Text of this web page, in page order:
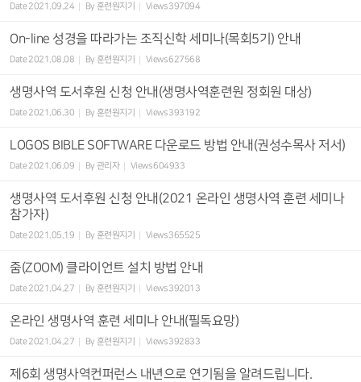
Date 2021.09.24 By 훈련원지기 Views 397094
On-line 성경을 따라가는 조직신학 세미나(목회5기) 안내
Date 2021.08.08 By 훈련원지기 Views627568
생명사역 도서후원 신청 안내(생명사역훈련원 정회원 대상)
Date 2021.06.30 By 훈련원지기 Views 393192
LOGOS BIBLE SOFTWARE 다운로드 방법 안내(권성수목사 저서)
Date 2021.06.09 By 관리자 Views604933
생명사역 도서후원 신청 안내(2021 온라인 생명사역 훈련 세미나
참가자)
Date 2021.05.19 By 훈련원지기 Views 365525
줌(ZOOM) 클라이언트 설치 방법 안내
Date 2021.04.27 By 훈련원지기 Views 392013
온라인 생명사역 훈련 세미나 안내(필독요망)
Date 2021.04.27 By 훈련원지기 Views 392833
제6회 생명사역컨퍼런스 내년으로 연기됨을 알려드립니다.